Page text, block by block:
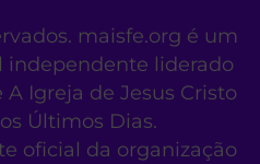
maisfe.org é um
independente liderado
Igreja de Jesus Cristo
Últimos Dias.
oficial da organização